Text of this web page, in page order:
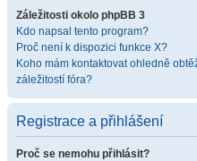
Záležitosti okolo phpBB 3
Kdo napsal tento program?
Proč není k dispozici funkce X?
Koho mám kontaktovat ohledně
záležitostí fóra?
Registrace a přihlášení
Proč se nemohu přihlásit?